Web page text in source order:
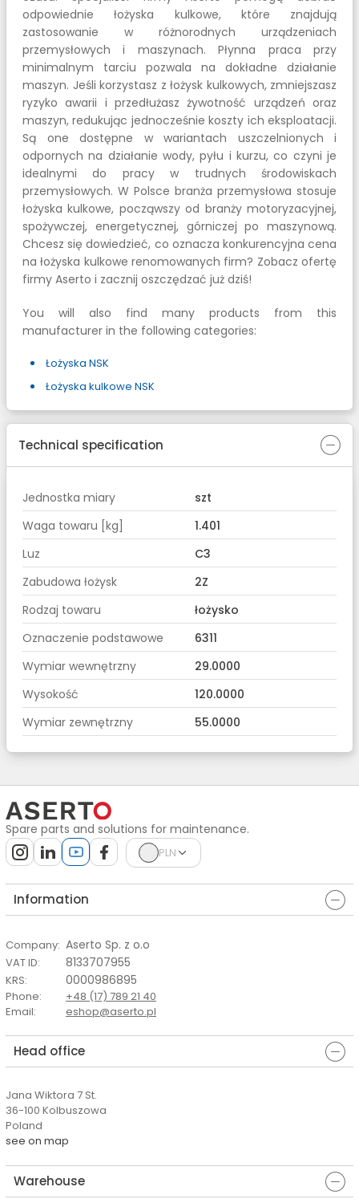
odpowiednie łożyska kulkowe, które znajdują
zastosowanie w różnorodnych urządzeniach
przemysłowych i maszynach. Płynna praca przy
minimalnym tarciu pozwala na dokładne działanie
maszyn. Jeśli korzystasz z łożysk kulkowych, zmniejszasz
ryzyko awarii i przedłużasz żywotność urządzeń oraz
maszyn, redukując jednocześnie koszty ich eksploatacji.
Są one dostępne w wariantach uszczelnionych i
odpornych na działanie wody, pyłu i kurzu, co czyni je
idealnymi do pracy w trudnych środowiskach
przemysłowych. W Polsce branża przemysłowa stosuje
łożyska kulkowe, począwszy od branży motoryzacyjnej,
spożywczej, energetycznej, górniczej po maszynową.
Chcesz się dowiedzieć, co oznacza konkurencyjna cena
na łożyska kulkowe renomowanych firm? Zobacz ofertę
firmy Aserto i zacznij oszczędzać już dziś!
You will also find many products from this
manufacturer in the following categories:
Łożyska NSK
Łożyska kulkowe NSK
Technical specification
Jednostka miary
szt
Waga towaru [kg]
1.401
Luz
C3
Zabudowa łożysk
2Z
Rodzaj towaru
łożysko
Oznaczenie podstawowe
6311
Wymiar wewnętrzny
29.0000
Wysokość
120.0000
Wymiar zewnętrzny
55.0000
Spare parts and solutions for maintenance.
PLN
Information
Company: Aserto Sp. z o.o
VAT ID: 8133707955
KRS: 0000986895
Phone:
+48 (17) 789 21 40
Email: eshop@aserto.pl
Head office
Jana Wiktora 7 St.
36-100 Kolbuszowa
Poland
see on map
Warehouse